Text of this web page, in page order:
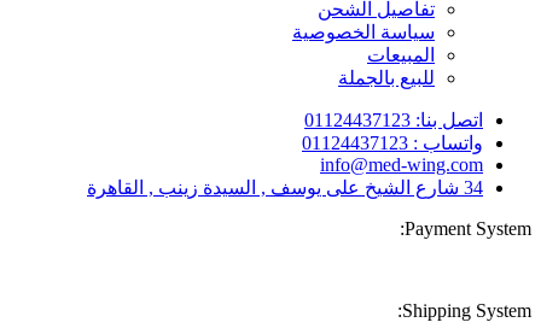
تفاصيل الشحن
سياسة الخصوصية
المبيعات
للبيع بالجملة
اتصل بنا: 01124437123
واتساب : 01124437123
info@med-wing.com
34 شارع الشيخ على يوسف , السيدة زينب , القاهرة
Payment System:
Shipping System: